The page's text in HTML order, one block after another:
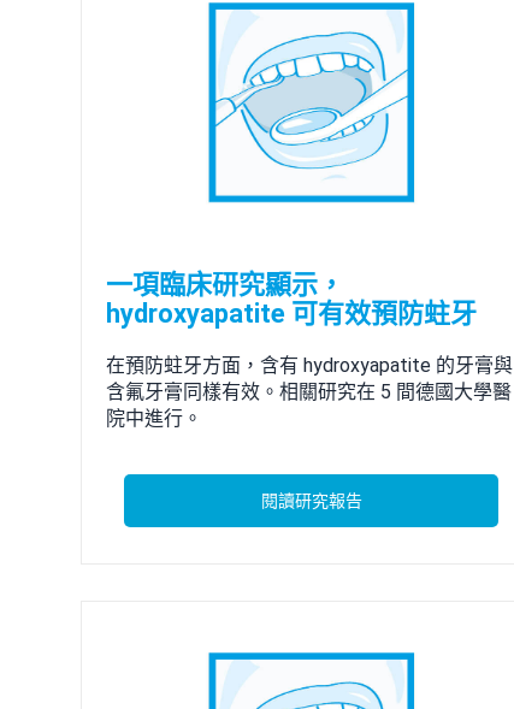
一項臨床研究顯示，
hydroxyapatite 可有效預防蛀牙
在預防蛀牙方面，含有 hydroxyapatite 的牙膏與
含氟牙膏同樣有效。相關研究在 5 間德國大學醫
院中進行。
閱讀研究報告